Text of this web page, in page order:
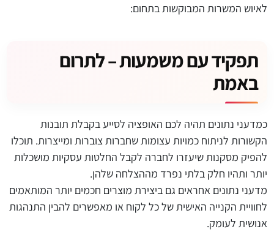
לאיוש המשרות המבוקשות בתחום:
תפקיד עם משמעות – לתרום
באמת
כמדעני נתונים תהיה לכם האופציה לסייע בקבלת תובנות
הקשורות לניתוח כמויות עצומות שחברות צוברות ומייצרות. תוכלו
להפיק מסקנות שיעזרו לחברה לקבל החלטות עסקיות מושכלות
יותר ותהיו חלק בלתי נפרד מההצלחה שלהן.
מדעני נתונים אחראים גם ביצירת מוצרים חכמים יותר המותאמים
לחוויית הקנייה האישית של כל לקוח או מאפשרים להבין התנהגות
אנושית לעומק.